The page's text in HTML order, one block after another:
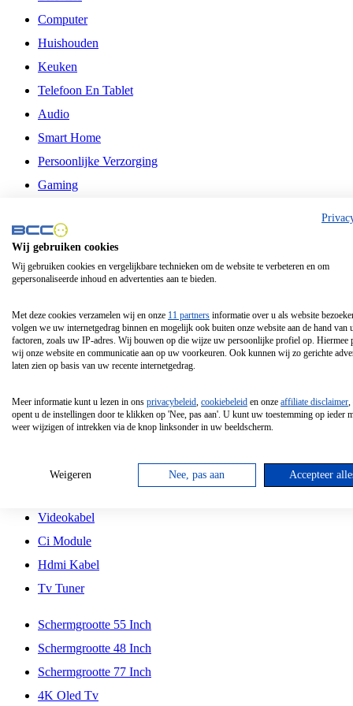
Computer
Huishouden
Keuken
Telefoon En Tablet
Audio
Smart Home
Persoonlijke Verzorging
Gaming
Philips
Schermgrootte 24 Inch
Schermgrootte 85 Inch
Schermgrootte 98 Inch
Tcl
Hd Led Tv
Antennekabel
Videokabel
Ci Module
Hdmi Kabel
Tv Tuner
Schermgrootte 55 Inch
Schermgrootte 48 Inch
Schermgrootte 77 Inch
4K Oled Tv
Wij gebruiken cookies
Wij gebruiken cookies en vergelijkbare technieken om de website te verbeteren en om
gepersonaliseerde inhoud en advertenties aan te bieden.
Met deze cookies verzamelen wij en onze 11 partners informatie over u als website
volgen we uw internetgedrag binnen en mogelijk ook buiten onze website aan de hand van
factoren, zoals uw IP-adres. Wij bouwen op die wijze uw persoonlijke profiel op. Hiermee
wij onze website en communicatie aan op uw voorkeuren. Ook kunnen wij zo gerichte
laten zien op basis van uw recente internetgedrag.
Meer informatie kunt u lezen in ons privacybeleid, cookiebeleid en onze affiliate disclaimer,
opent u de instellingen door te klikken op 'Nee, pas aan'. U kunt uw toestemming op ieder
weer wijzigen of intrekken via de knop linksonder in uw beeldscherm.
Weigeren Nee, pas aan Accepteer